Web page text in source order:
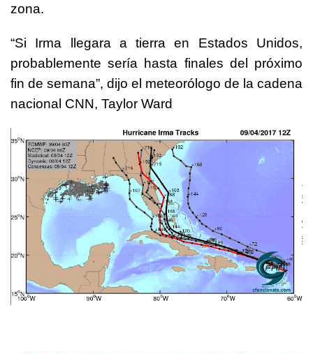
zona.
“Si Irma llegara a tierra en Estados Unidos,
probablemente sería hasta finales del próximo
fin de semana”, dijo el meteorólogo de la cadena
nacional CNN, Taylor Ward